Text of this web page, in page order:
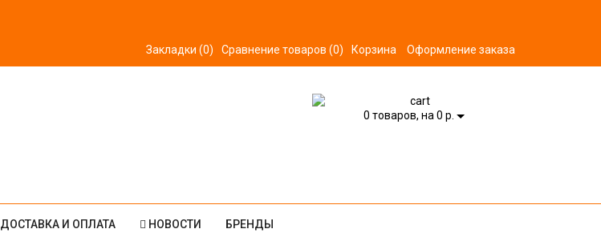
Закладки (0) Сравнение товаров (0) Корзина Оформление заказа
0 товаров, на 0 р.
ДОСТАВКА И ОПЛАТА НОВОСТИ БРЕНДЫ